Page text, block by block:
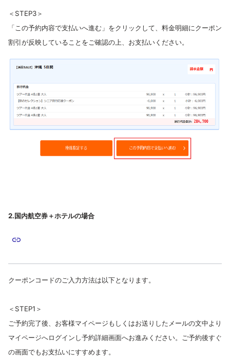
＜STEP3＞
「この予約内容で支払いへ進む」をクリックして、料金明細にクーポン
割引が反映していることをご確認の上、お支払いください。
2.国内航空券＋ホテルの場合
クーポンコードのご入力方法は以下となります。
＜STEP1＞
ご予約完了後、お客様マイページもしくはお送りしたメールの文中より
マイページへログインし予約詳細画面へお進みください。ご予約後すぐ
の画面でもお支払いにすすめます。